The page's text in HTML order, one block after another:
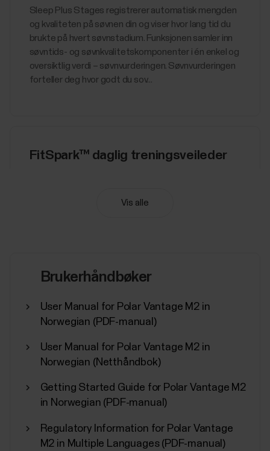
​Sleep Plus Stages registrerer automatisk mengden
og kvaliteten på søvnen din og viser hvor lang tid du
brukte på hvert søvnstadium. Funksjonen samler inn
søvntids- og søvnkvalitetskomponenter i én enkel og
oversiktlig verdi – søvnvurderingen. Søvnvurderingen
forteller deg hvor godt du sov...
FitSpark™ daglig treningsveileder
på klokken din. Treningsoppleggene er satt sammen
Vis alle
Brukerhåndbøker
User Manual for Polar Vantage M2 in
Norwegian (PDF-manual)
User Manual for Polar Vantage M2 in
Norwegian (Netthåndbok)
Getting Started Guide for Polar Vantage M2
in Norwegian (PDF-manual)
Regulatory Information for Polar Vantage
M2 in Multiple Languages (PDF-manual)